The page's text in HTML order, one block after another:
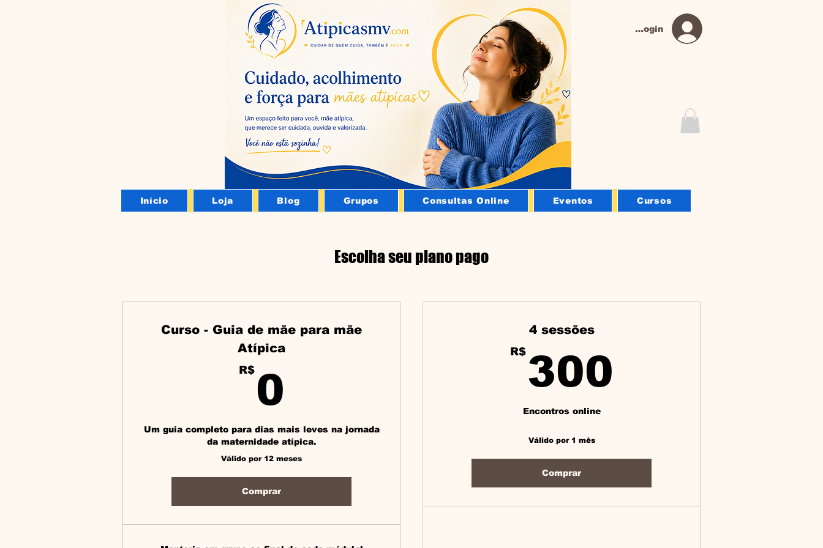
Login
Início Loja Blog Grupos Consultas Online Eventos Cursos
Escolha seu plano pago
Curso - Guia de mãe para mãe
Atípica
R$ 0
Um guia completo para dias mais leves na jornada
da maternidade atípica.
Válido por 12 meses
Comprar
4 sessões
R$ 300
Encontros online
Válido por 1 mês
Comprar